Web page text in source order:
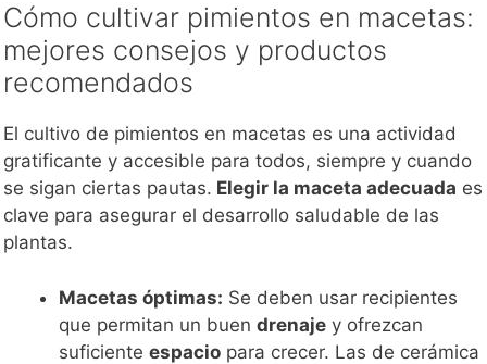
Cómo cultivar pimientos en macetas:
mejores consejos y productos
recomendados
El cultivo de pimientos en macetas es una actividad
gratificante y accesible para todos, siempre y cuando
se sigan ciertas pautas. Elegir la maceta adecuada es
clave para asegurar el desarrollo saludable de las
plantas.
Macetas óptimas: Se deben usar recipientes
que permitan un buen drenaje y ofrezcan
suficiente espacio para crecer. Las de cerámica